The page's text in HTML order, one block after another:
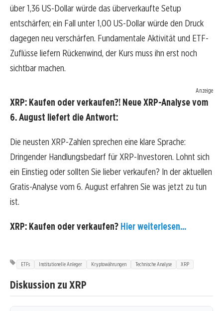
über 1,36 US-Dollar würde das überverkaufte Setup
entschärfen; ein Fall unter 1,00 US-Dollar würde den Druck
dagegen neu verschärfen. Fundamentale Aktivität und ETF-
Zuflüsse liefern Rückenwind, der Kurs muss ihn erst noch
sichtbar machen.
Anzeige
XRP: Kaufen oder verkaufen?! Neue XRP-Analyse vom
6. August liefert die Antwort:
Die neusten XRP-Zahlen sprechen eine klare Sprache:
Dringender Handlungsbedarf für XRP-Investoren. Lohnt sich
ein Einstieg oder sollten Sie lieber verkaufen? In der aktuellen
Gratis-Analyse vom 6. August erfahren Sie was jetzt zu tun
ist.
XRP: Kaufen oder verkaufen? Hier weiterlesen...
ETFs Institutionelle Anleger Kryptowährungen Technische Analyse XRP
Diskussion zu XRP